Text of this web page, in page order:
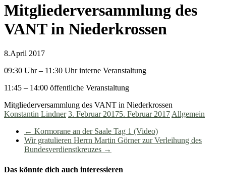
Mitgliederversammlung des
VANT in Niederkrossen
8.April 2017
09:30 Uhr – 11:30 Uhr interne Veranstaltung
11:45 – 14:00 öffentliche Veranstaltung
Mitgliederversammlung des VANT in Niederkrossen
Konstantin Lindner 3. Februar 20175. Februar 2017 Allgemein
← Kormorane an der Saale Tag 1 (Video)
Wir gratulieren Herrn Martin Görner zur Verleihung des
Bundesverdienstkreuzes →
Das könnte dich auch interessieren